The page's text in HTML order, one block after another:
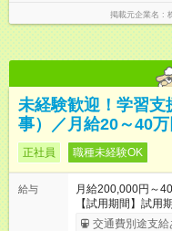
掲載元企業名
未経験歓迎！学習支
事）／月給20～40万
正社員 職種未経験OK
給与
月給200,000円～
【試用期間】試用
交通費別途支給